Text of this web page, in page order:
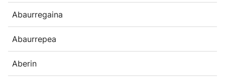
Abaurregaina
Abaurrepea
Aberin